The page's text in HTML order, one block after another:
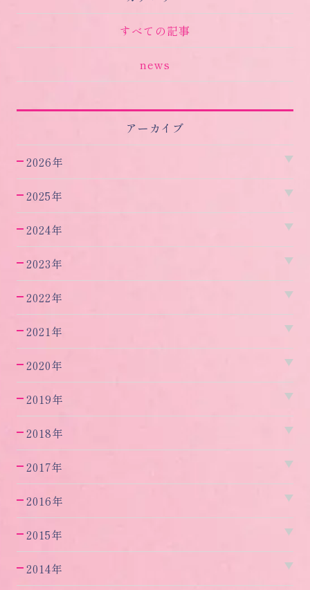
すべての記事
news
アーカイブ
2026年
2025年
2024年
2023年
2022年
2021年
2020年
2019年
2018年
2017年
2016年
2015年
2014年